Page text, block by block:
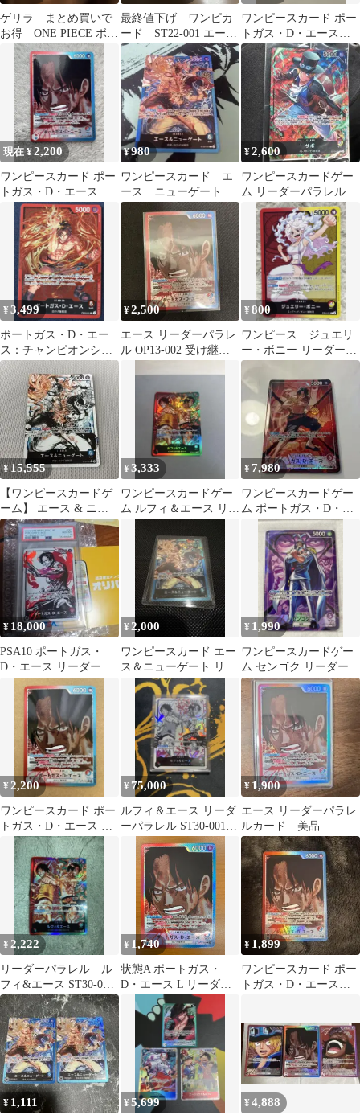
ゲリラ まとめ買いで
お得 ONE PIECE ボー
ドガス◦D◦エース 早い
者勝ち
最終値下げ ワンピカ
ード ST22-001 エース
&ニューゲート リー
パラ
ワンピースカード ポー
トガス・D・エース
OP03-001 L リーダーパ
ラレル
現在 ¥2,200
ワンピースカード ポー
トガス・D・エース
OP13-002 リーダーパラ
レル
¥980
ワンピースカード エ
ース ニューゲート
リーダー パラレル
ST22 ②
¥2,600
ワンピースカードゲー
ム リーダーパラレル 3
枚セット
¥3,499
ポートガス・D・エー
ス：チャンピオンシッ
プセット L リーダーパ
ラレル
¥2,500
エース リーダーパラレ
ル OP13-002 受け継が
¥800
ワンピース ジュエリ
ー・ボニー リーダー
EB04-001 ONE PIECE
¥15,555
【ワンピースカードゲ
ーム】 エース & ニュ
ーゲート リーダーパラ
レル
¥3,333
ワンピースカードゲー
ム ルフィ＆エース リー
¥ 7,980
ワンピースカードゲー
ム ポートガス・D・エ
ース リーダーパラレル
決戦の刻
¥ 18,000
PSA10 ポートガス・
D・エース リーダー パ
ラレル OP03-001
¥2,000
ワンピースカード エー
ス＆ニューゲート リー
ダーパラレル
¥ 1,990
ワンピースカードゲー
ム センゴク リーダーパ
ラレル OP16-060
¥ 2,200
ワンピースカード ポー
トガス・D・エース リ
ーダーパラレル OP13-
002
¥ 75,000
ルフィ＆エース リーダ
ーパラレル ST30-001
ワンピースカード 1枚
¥ 1,900
エース リーダーパラレ
ルカード 美品
¥ 2,222
リーダーパラレル ル
フィ&エース ST30-001
スタートデッキex
¥ 1,740
状態A ポートガス・
D・エース L リーダー
パラレル OP13-002 ワ
ンピースカード
¥ 1,899
ワンピースカード ポー
トガス・D・エースリ
¥ 1,111 ¥5,699 ¥4,888